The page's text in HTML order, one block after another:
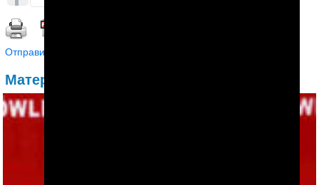
Отправить другу
Материалы по теме: